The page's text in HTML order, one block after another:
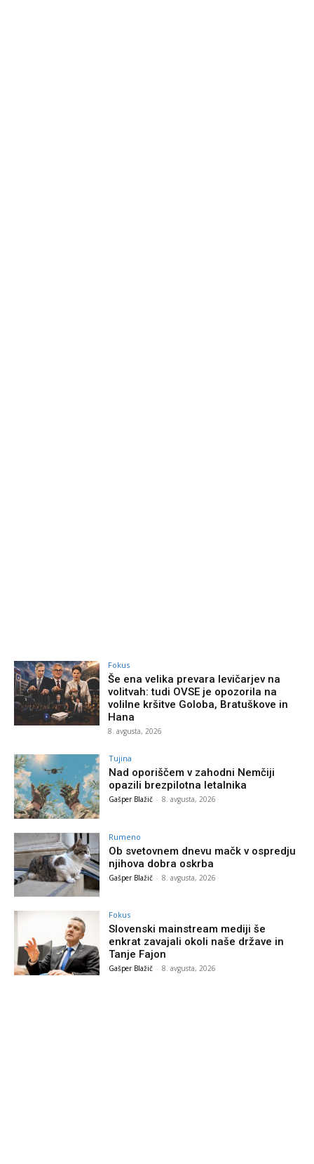
Fokus
Še ena velika prevara levičarjev na
volitvah: tudi OVSE je opozorila na
volilne kršitve Goloba, Bratuškove in
Hana
8. avgusta, 2026
Tujina
Nad oporiščem v zahodni Nemčiji
opazili brezpilotna letalnika
Gašper Blažič - 8. avgusta, 2026
Rumeno
Ob svetovnem dnevu mačk v ospredju
njihova dobra oskrba
Gašper Blažič - 8. avgusta, 2026
Fokus
Slovenski mainstream mediji še
enkrat zavajali okoli naše države in
Tanje Fajon
Gašper Blažič - 8. avgusta, 2026